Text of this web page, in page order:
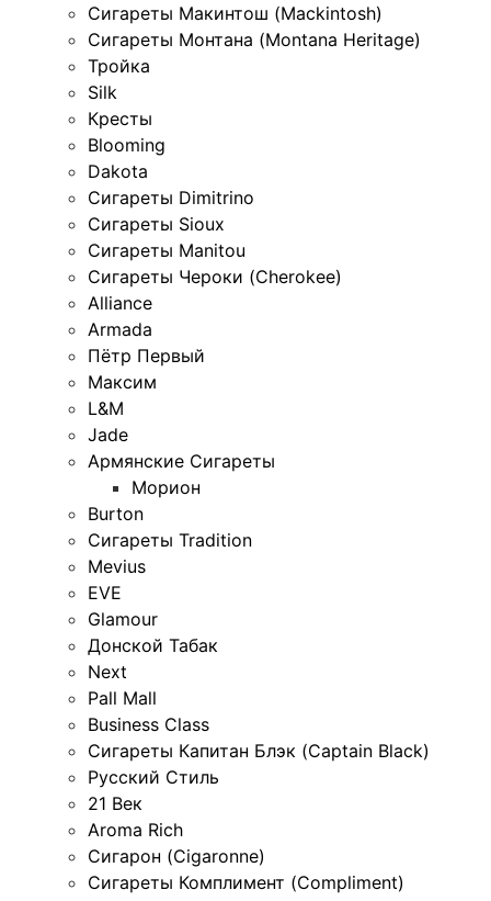
Сигареты Макинтош (Mackintosh)
Сигареты Монтана (Montana Heritage)
Тройка
Silk
Кресты
Blooming
Dakota
Сигареты Dimitrino
Сигареты Sioux
Сигареты Manitou
Сигареты Чероки (Cherokee)
Alliance
Armada
Пётр Первый
Максим
L&M
Jade
Армянские Сигареты
Морион
Burton
Сигареты Tradition
Mevius
EVE
Glamour
Донской Табак
Next
Pall Mall
Business Class
Сигареты Капитан Блэк (Captain Black)
Русский Стиль
21 Век
Aroma Rich
Сигарон (Cigaronne)
Сигареты Комплимент (Compliment)